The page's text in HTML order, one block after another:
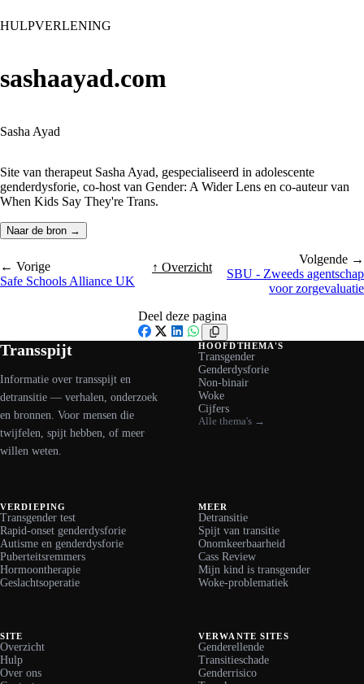
HULPVERLENING
sashaayad.com
Sasha Ayad
Site van therapeut Sasha Ayad, gespecialiseerd in adolescente
genderdysforie, co-host van Gender: A Wider Lens en co-auteur van
When Kids Say They're Trans.
Naar de bron →
← Vorige
Safe Schools Alliance UK
↑ Overzicht
Volgende →
SBU - Zweeds agentschap
voor zorgevaluatie
Deel deze pagina
Facebook
X LinkedIn
WhatsApp
Transspijt
Informatie over transspijt en
detransitie — verhalen, onderzoek
en bronnen. Voor mensen die
twijfelen, spijt hebben, of meer
willen weten.
HOOFDTHEMA'S
Transgender
Genderdysforie
Non-binair
Woke
Cijfers
Alle thema's →
VERDIEPING
Transgender test
Rapid-onset genderdysforie
Autisme en genderdysforie
Puberteitsremmers
Hormoontherapie
Geslachtsoperatie
MEER
Detransitie
Spijt van transitie
Onomkeerbaarheid
Cass Review
Mijn kind is transgender
Woke-problematiek
SITE
Overzicht
Hulp
Over ons
VERWANTE SITES
Genderellende
Transitieschade
Genderrisico